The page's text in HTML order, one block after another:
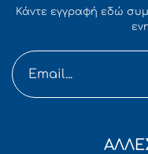
Κάντε εγγραφή εδώ